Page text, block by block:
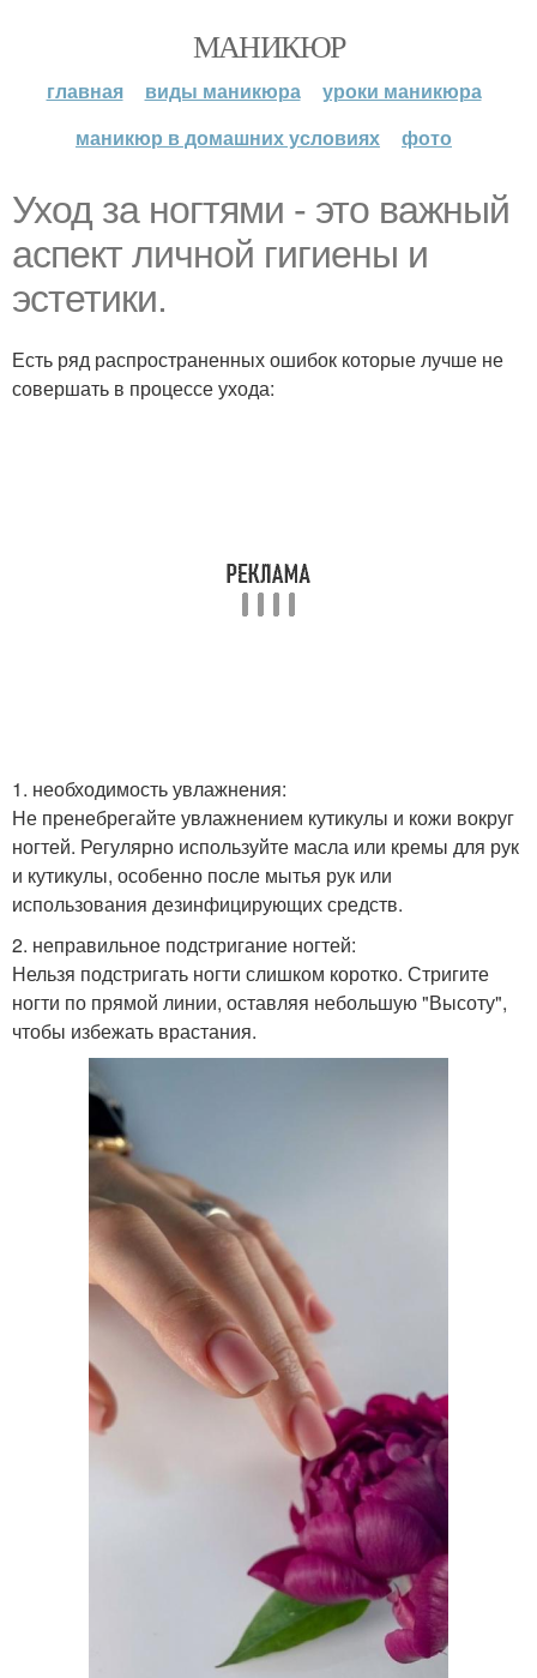
МАНИКЮР
главная виды маникюра
уроки маникюра
маникюр в домашних условиях
фото
Уход за ногтями - это важный
аспект личной гигиены и
эстетики.
Есть ряд распространенных ошибок которые лучше не
совершать в процессе ухода:
1. необходимость увлажнения:
Не пренебрегайте увлажнением кутикулы и кожи вокруг
ногтей. Регулярно используйте масла или кремы для рук
и кутикулы, особенно после мытья рук или
использования дезинфицирующих средств.
2. неправильное подстригание ногтей:
Нельзя подстригать ногти слишком коротко. Стригите
ногти по прямой линии, оставляя небольшую "Высоту",
чтобы избежать врастания.